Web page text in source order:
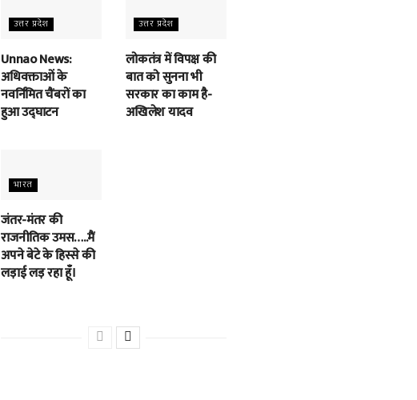
उत्तर प्रदेश
Unnao News:
अधिवक्ताओं के
नवर्निमित चैंबरों का
हुआ उद्घाटन
उत्तर प्रदेश
लोकतंत्र में विपक्ष की
बात को सुनना भी
सरकार का काम है-
अखिलेश यादव
भारत
जंतर-मंतर की
राजनीतिक उमस…..मैं
अपने बेटे के हिस्से की
लड़ाई लड़ रहा हूँ।